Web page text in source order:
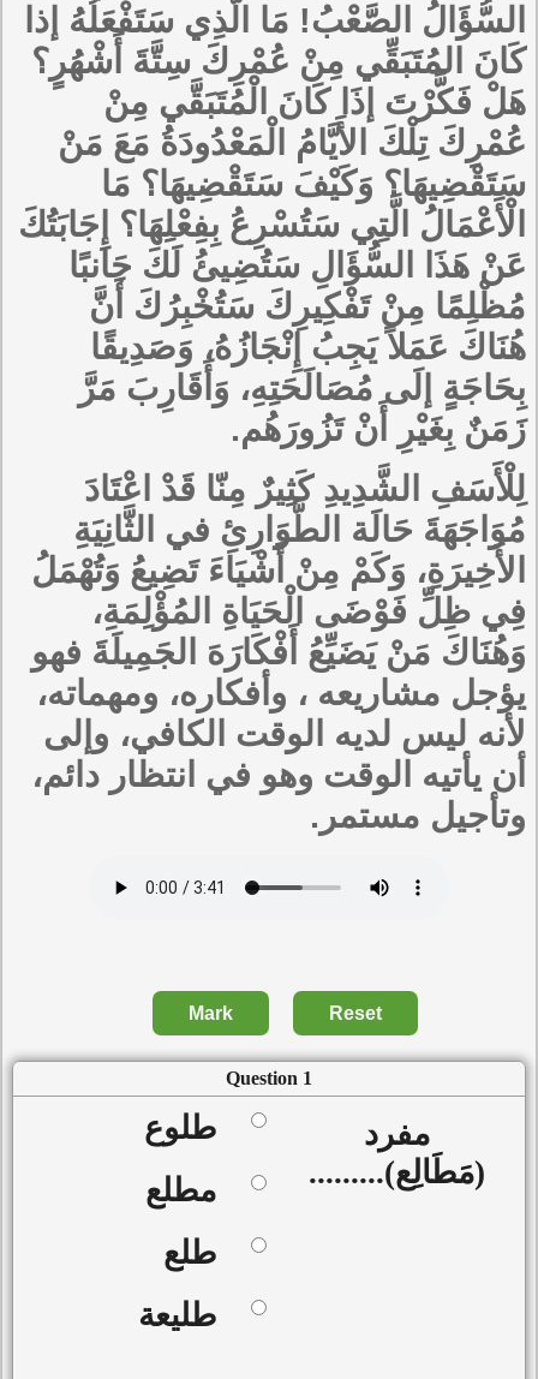
السُّؤَالُ الصَّعْبُ! مَا الَّذِي سَتَفْعَلُهُ إذا
كَانَ المُتَبَقِّي مِنْ عُمْرِكَ سِتَّةَ أَشْهُرٍ؟
هَلْ فَكَّرْتَ إذَا كَانَ الْمُتَبَقَّي مِنْ
عُمْرِكَ تِلْكَ الأَيَّامُ الْمَعْدُودَةُ مَعَ مَنْ
سَتَقْضِيهَا؟ وَكَيْفَ سَتَقْضِيهَا؟ مَا
الْأَعْمَالُ الَّتِي سَتُسْرِعُ بِفِعْلِهَا؟ إِجَابَتُكَ
عَنْ هَذَا السُّؤَالِ سَتُضِيئُ لَكَ جَانبًا
مُظْلِمًا مِنْ تَفْكِيرِكَ سَتُخْبِرُكَ أَنَّ
هُنَاكَ عَمَلاً يَجِبُ إِنْجَازُهُ، وَصَدِيقًا
بِحَاجَةٍ إلَى مُصَالَحَتِهِ، وَأَقَارِبَ مَرَّ
زَمَنٌ بِغَيْرِ أَنْ تَزُورَهُم.
لِلْأَسَفِ الشَّدِيدِ كَثِيرٌ مِنّا قَدْ اعْتَادَ
مُوَاجَهَةَ حَالَة الطَّوَارِئِ في الثَّانِيَةِ
الأَخِيرَةِ، وَكَمْ مِنْ أَشْيَاءَ تَضِيعُ وَتُهْمَلُ
فِي ظِلِّ فَوْضَى الْحَيَاةِ المُؤْلِمَةِ،
وَهُنَاكَ مَنْ يَضَيِّعُ أَفْكَارَهَ الجَمِيلَةَ فهو
يؤجل مشاريعه ، وأفكاره، ومهماته،
لأنه ليس لديه الوقت الكافي، وإلى
أن يأتيه الوقت وهو في انتظار دائم،
وتأجيل مستمر.
Mark Reset
Question 1
طلوع
مطلع
طلع
طليعة
مفرد
(مَطَالِع).........